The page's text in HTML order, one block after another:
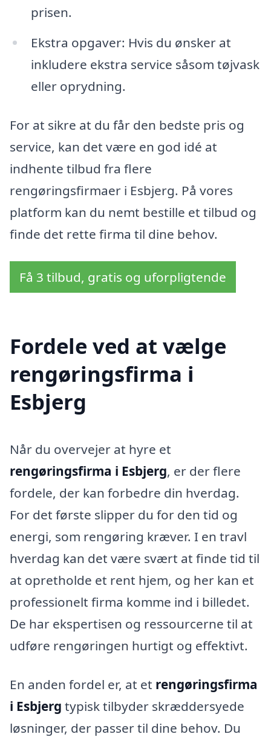
prisen.
Ekstra opgaver: Hvis du ønsker at
inkludere ekstra service såsom tøjvask
eller oprydning.
For at sikre at du får den bedste pris og
service, kan det være en god idé at
indhente tilbud fra flere
rengøringsfirmaer i Esbjerg. På vores
platform kan du nemt bestille et tilbud og
finde det rette firma til dine behov.
Få 3 tilbud, gratis og uforpligtende
Fordele ved at vælge
rengøringsfirma i
Esbjerg
Når du overvejer at hyre et
rengøringsfirma i Esbjerg, er der flere
fordele, der kan forbedre din hverdag.
For det første slipper du for den tid og
energi, som rengøring kræver. I en travl
hverdag kan det være svært at finde tid til
at opretholde et rent hjem, og her kan et
professionelt firma komme ind i billedet.
De har ekspertisen og ressourcerne til at
udføre rengøringen hurtigt og effektivt.
En anden fordel er, at et rengøringsfirma
i Esbjerg typisk tilbyder skræddersyede
løsninger, der passer til dine behov. Du